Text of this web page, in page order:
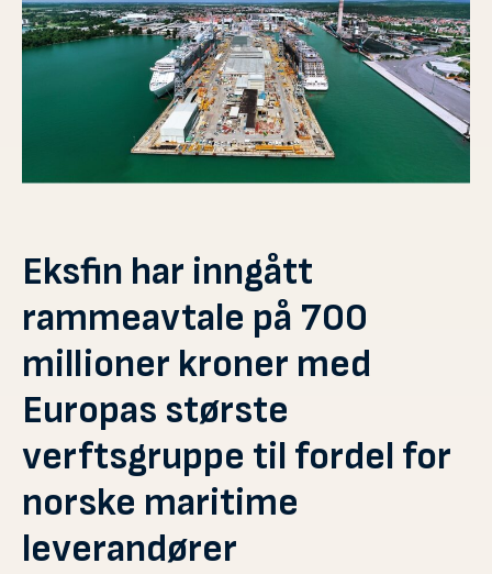
Eksfin har inngått
rammeavtale på 700
millioner kroner med
Europas største
verftsgruppe til fordel for
norske maritime
leverandører